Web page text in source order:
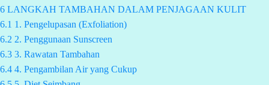
6 LANGKAH TAMBAHAN DALAM PENJAGAAN KULIT
6.1 1. Pengelupasan (Exfoliation)
6.2 2. Penggunaan Sunscreen
6.3 3. Rawatan Tambahan
6.4 4. Pengambilan Air yang Cukup